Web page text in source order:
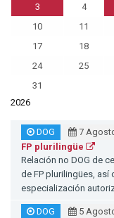
3
4
10
11
17
18
24
25
31
2026
DOG
7
FP plurilingüe
Relación no DOG de
de FP plurilingües,
especialización
DOG
5